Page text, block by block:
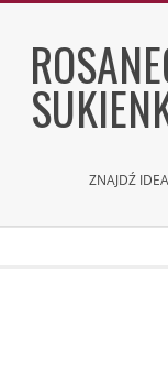
content
ZNAJDŹ